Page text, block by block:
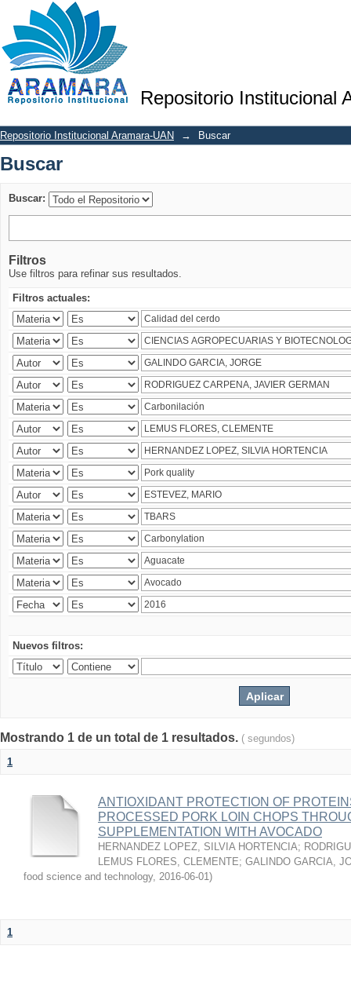
Repositorio Institucional
Buscar
Repositorio Institucional Aramara-UAN → Buscar
Buscar
Buscar:
Filtros
Use filtros para refinar sus resultados.
Filtros actuales:
Nuevos filtros:
Mostrando 1 de un total de 1 resultados. ( segundos)
1
ANTIOXIDANT PROTECTION OF
PROCESSED PORK LOIN CHOPS
SUPPLEMENTATION WITH AVOCADO
HERNANDEZ LOPEZ, SILVIA HORTENCIA;
LEMUS FLORES, CLEMENTE; GALINDO GARCIA,
food science and technology, 2016-06-01)
1